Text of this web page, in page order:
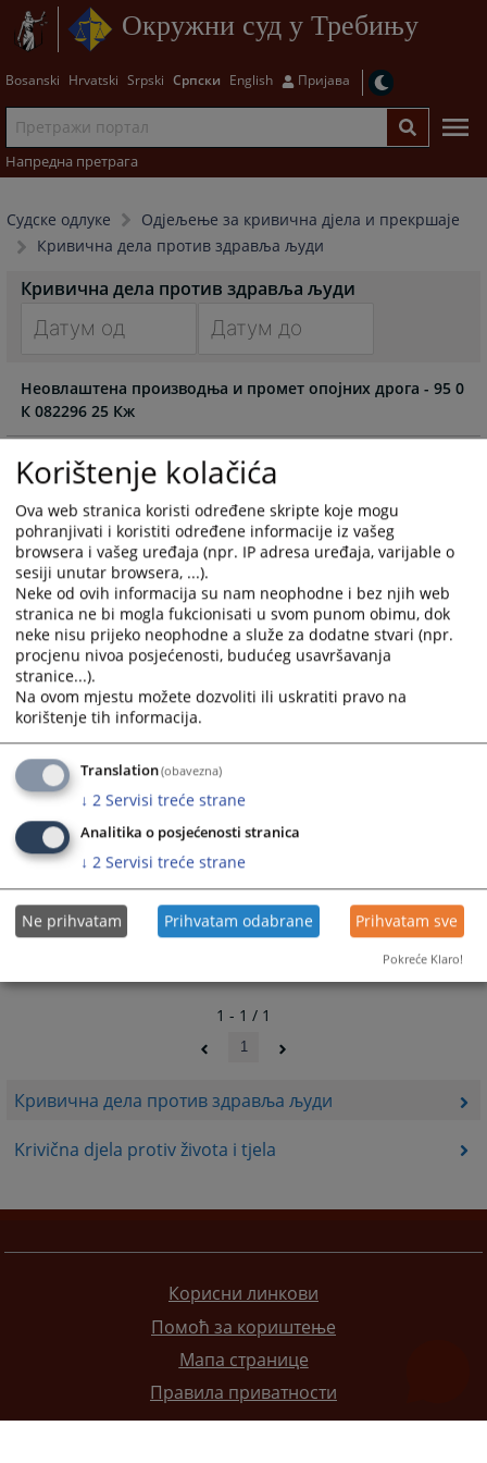
Окружни суд у Требињу
Bosanski Hrvatski Srpski Српски English Пријава
Напредна претрага
Судске одлуке
Одjељење за кривична дjела и прекршаје
Кривична дела против здравља људи
Кривична дела против здравља људи
Krivična djela protiv života i tjela
Кривична дела против здравља људи
forward
to
interact
with
the
calendar
and
select
a
date.
Press
the
question
mark
key
to
get
the
keyboard
shortcuts
for
changing
dates.
forward
interact
with
the
calendar
and
select
a
date.
Press
the
mark
key
to
get
the
shortcuts
for
changing
dates.
Неовлаштена производња и промет опојних дрога - 95 0
К 082296 25 Кж
1 - 1 / 1
1
Корисни линкови
Помоћ за кориштење
Мапа странице
Правила приватности
Korištenje kolačića
Ova web stranica koristi određene skripte koje mogu
pohranjivati i koristiti određene informacije iz vašeg
browsera i vašeg uređaja (npr. IP adresa uređaja, varijable o
sesiji unutar browsera, ...).
Neke od ovih informacija su nam neophodne i bez njih web
stranica ne bi mogla fukcionisati u svom punom obimu, dok
neke nisu prijeko neophodne a služe za dodatne stvari (npr.
procjenu nivoa posjećenosti, budućeg usavršavanja
stranice...).
Na ovom mjestu možete dozvoliti ili uskratiti pravo na
korištenje tih informacija.
Translation(obavezna)
↓ 2 Servisi treće strane
Analitika o posjećenosti stranica
↓ 2 Servisi treće strane
Ne prihvatam Prihvatam odabrane Prihvatam sve
Pokreće Klaro!